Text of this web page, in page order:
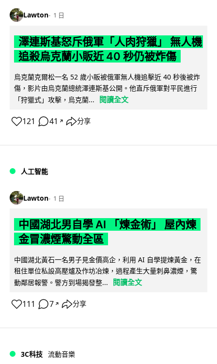
Lawton 1 日
澤連斯基怒斥俄軍「人肉狩獵」 無人機
追殺烏克蘭小販近 40 秒仍被炸傷
烏克蘭克爾松一名 52 歲小販被俄軍無人機追擊近 40 秒後被炸
傷，影片由烏克蘭總統澤連斯基公開。他直斥俄軍對平民進行
「狩獵式」攻擊，烏克蘭...
閱讀全文
121 41 ↗ 分享
人工智能
Lawton 1 日
中國湖北男自學 AI 「煉金術」 屋內煉
金冒濃煙驚動全區
中國湖北黃石一名男子見金價高企，利用 AI 自學提煉黃金，在
租住單位私設高壓爐及作坊冶煉，過程產生大量刺鼻濃煙，驚
動鄰居報警。警方到場揭發整...
閱讀全文
111 7 ↗ 分享
3C科技 流動音樂